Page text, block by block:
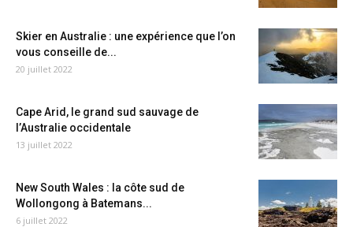
Skier en Australie : une expérience que l’on
vous conseille de...
20 juillet 2022
Cape Arid, le grand sud sauvage de
l’Australie occidentale
13 juillet 2022
New South Wales : la côte sud de
Wollongong à Batemans...
6 juillet 2022